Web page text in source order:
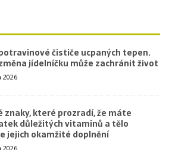
čističe ucpaných tepen.
jídelníčku může zachránit život
2026
znaky, které prozradí, že máte
důležitých vitaminů a tělo
jejich okamžité doplnění
2026